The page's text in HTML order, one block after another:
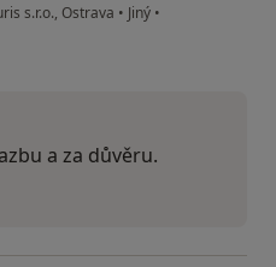
s.r.o., Ostrava • Jiný •
a za důvěru.